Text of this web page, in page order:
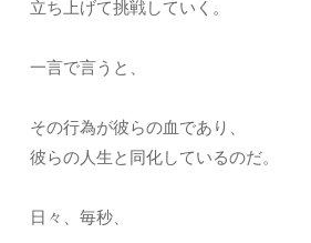
立ち上げて挑戦していく。
一言で言うと、
その行為が彼らの血であり、
彼らの人生と同化しているのだ。
日々、毎秒、